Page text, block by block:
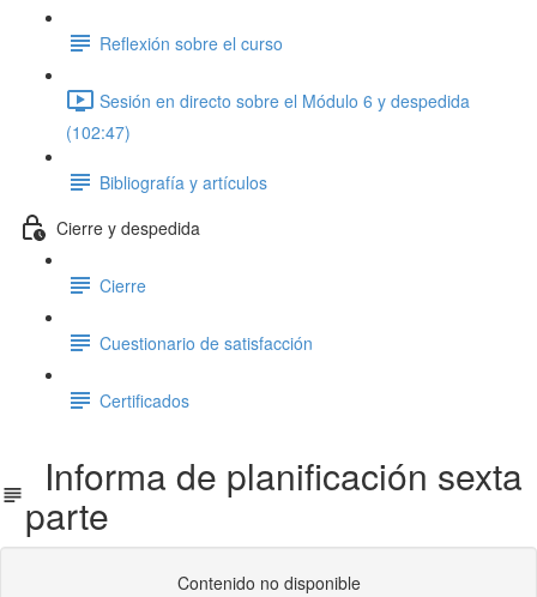
Reflexión sobre el curso
Sesión en directo sobre el Módulo 6 y despedida
(102:47)
Bibliografía y artículos
Cierre y despedida
Cierre
Cuestionario de satisfacción
Certificados
Informa de planificación sexta
parte
Contenido no disponible